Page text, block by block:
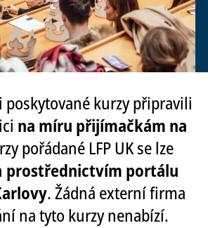
poskytované kurzy připravili
na míru přijímačkám na
pořádané LFP UK se lze
prostřednictvím portálu
. Žádná externí firma
na tyto kurzy nenabízí.